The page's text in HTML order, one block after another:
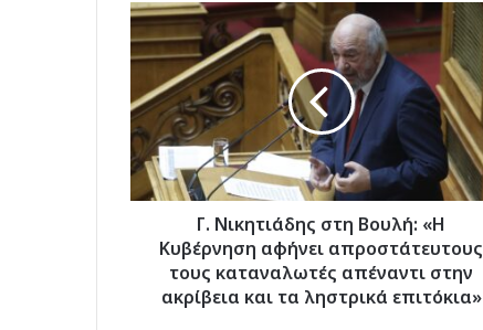
Γ.
Νικητιάδης
στη
Βουλή:
«Η
Κυβέρνηση
αφήνει
απροστάτευτους
τους
καταναλωτές
απέναντι
ακρίβεια
Γ. Νικητιάδης στη Βουλή: «Η
Κυβέρνηση αφήνει απροστάτευτους
τους καταναλωτές απέναντι στην
ακρίβεια και τα ληστρικά επιτόκια»